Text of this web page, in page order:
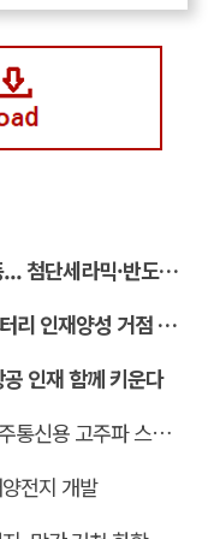
산업부, 그래핀 상용화 본격 시동... 첨단세라믹·반도체 방열소재 시장 확대 기대
인하대 이차전지사업단, 인천 배터리 인재양성 거점 역할 강화
인재 함께 키운다
UNIST, 반도체 잉크 발라 6G·우주통신용 고주파 스위치 만든다
전지 개발